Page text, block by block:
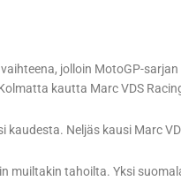
jolloin MotoGP-
kautta Marc VDS
kaudesta. Neljäs kausi Marc
muiltakin tahoilta. Yksi